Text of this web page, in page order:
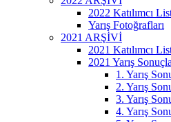
2022 Katılımcı
Yarış Fotoğrafları
2021 ARŞİVİ
2021 Katılımcı
2021 Yarış
1. Yarış
2. Yarış
3. Yarış
4. Yarış